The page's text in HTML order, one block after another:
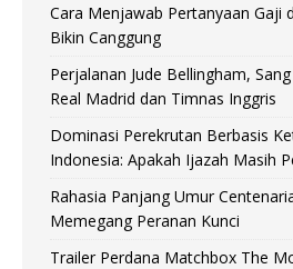
Cara Menjawab Pertanyaan Gaji
Bikin Canggung
Perjalanan Jude Bellingham,
Real Madrid dan Timnas Inggris
Dominasi Perekrutan Berbasis
Indonesia: Apakah Ijazah Masih
Rahasia Panjang Umur
Memegang Peranan Kunci
Trailer Perdana Matchbox The